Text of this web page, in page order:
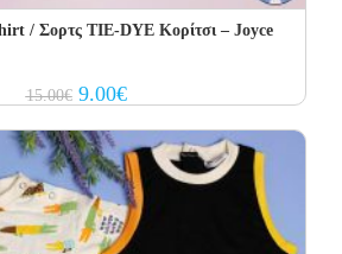
/ Σορτς TIE-DYE Κορίτσι – Joyce
15.00€ Original
price
15.00€.
9.00€Current
price
9.00€.